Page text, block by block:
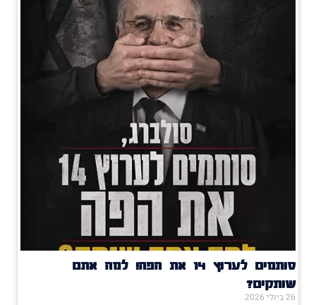
סותמים לערוץ 14 את הפה! למה אתם
שותקים?
26 ביולי 2026